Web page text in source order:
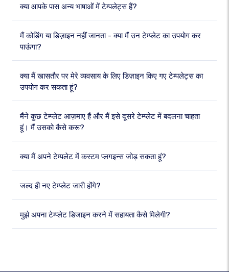
क्या आपके पास अन्य भाषाओं में टेम्पलेट्स हैं?
मैं कोडिंग या डिज़ाइन नहीं जानता - क्या मैं उन टेम्प्लेट का उपयोग कर
पाऊंगा?
क्या मैं खासतौर पर मेरे व्यवसाय के लिए डिज़ाइन किए गए टेम्पलेट्स का
उपयोग कर सकता हूं?
मैंने कुछ टेम्प्लेट आज़माए हैं और मैं इसे दूसरे टेम्प्लेट में बदलना चाहता
हूं। मैं उसको कैसे करू?
क्या मैं अपने टेम्पलेट में कस्टम प्लगइन्स जोड़ सकता हूं?
जल्द ही नए टेम्प्लेट जारी होंगे?
मुझे अपना टेम्प्लेट डिजाइन करने में सहायता कैसे मिलेगी?